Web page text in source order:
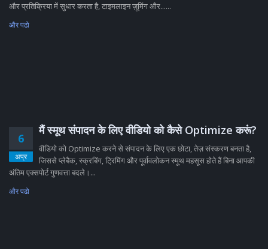
और प्रतिक्रिया में सुधार करता है, टाइमलाइन ज़ूमिंग और......
और पढो
6
अप्र
मैं स्मूथ संपादन के लिए वीडियो को कैसे Optimize करूं?
वीडियो को Optimize करने से संपादन के लिए एक छोटा, तेज़ संस्करण बनता है,
जिससे प्लेबैक, स्क्रबिंग, ट्रिमिंग और पूर्वावलोकन स्मूथ महसूस होते हैं बिना आपकी
अंतिम एक्सपोर्ट गुणवत्ता बदले।...
और पढो